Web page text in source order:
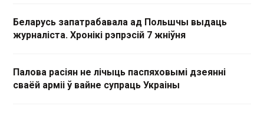
Беларусь запатрабавала ад Польшчы выдаць
журналіста. Хронікі рэпрэсій 7 жніўня
Палова расіян не лічыць паспяховымі дзеянні
сваёй арміі ў вайне супраць Украіны